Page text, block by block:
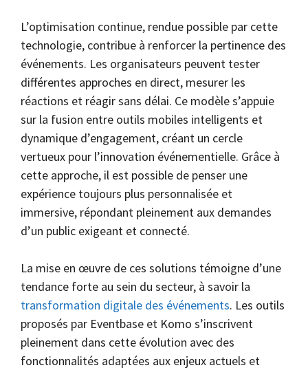
L’optimisation continue, rendue possible par cette
technologie, contribue à renforcer la pertinence des
événements. Les organisateurs peuvent tester
différentes approches en direct, mesurer les
réactions et réagir sans délai. Ce modèle s’appuie
sur la fusion entre outils mobiles intelligents et
dynamique d’engagement, créant un cercle
vertueux pour l’innovation événementielle. Grâce à
cette approche, il est possible de penser une
expérience toujours plus personnalisée et
immersive, répondant pleinement aux demandes
d’un public exigeant et connecté.
La mise en œuvre de ces solutions témoigne d’une
tendance forte au sein du secteur, à savoir la
transformation digitale des événements. Les outils
proposés par Eventbase et Komo s’inscrivent
pleinement dans cette évolution avec des
fonctionnalités adaptées aux enjeux actuels et